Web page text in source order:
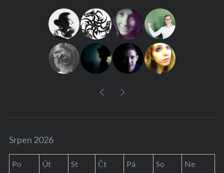
Srpen 2026
Po Út St Čt Pá So Ne